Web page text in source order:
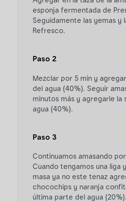
esponja fermentada de
Seguidamente las yemas y
Refresco.
Paso 2
Mezclar por 5 min y
del agua (40%). Seguir
minutos más y agregarle la
agua (40%).
Paso 3
Continuamos amasando
Cuando tengamos una liga
masa ya no este tenaz
chocochips y naranja
última parte del agua (20%).